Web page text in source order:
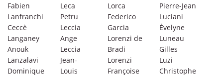
Fabien
Lanfranchi
Ceccè
Langaney
Anouk
Lanzalavi
Dominique
Leca
Petru
Leccia
Ange
Leccia
Jean-
Louis
Lorca
Federico
Garcia
Lorenzi de
Bradi
Lorenzi
Françoise
Pierre-Jean
Luciani
Évelyne
Luneau
Gilles
Luzi
Christophe